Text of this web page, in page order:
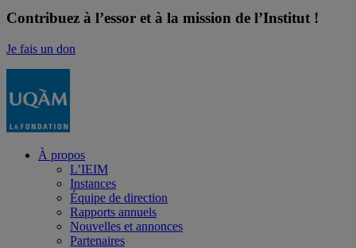
Contribuez à l’essor et à la mission de l’Institut !
Je fais un don
À propos
L’IEIM
Instances
Équipe de direction
Rapports annuels
Nouvelles et annonces
Partenaires